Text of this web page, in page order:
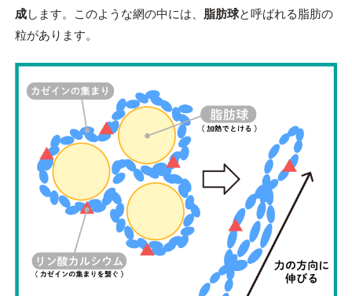
成します。このような網の中には、 脂肪球と呼ばれる脂肪の
粒があります。